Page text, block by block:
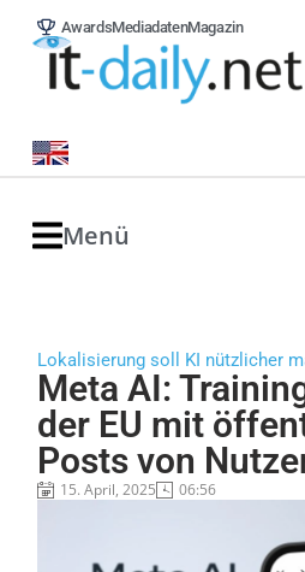
AwardsMediadatenMagazin
Menü
Lokalisierung soll KI nützlicher
Meta AI:
der EU mit
Posts von
15. April, 2025 06:56